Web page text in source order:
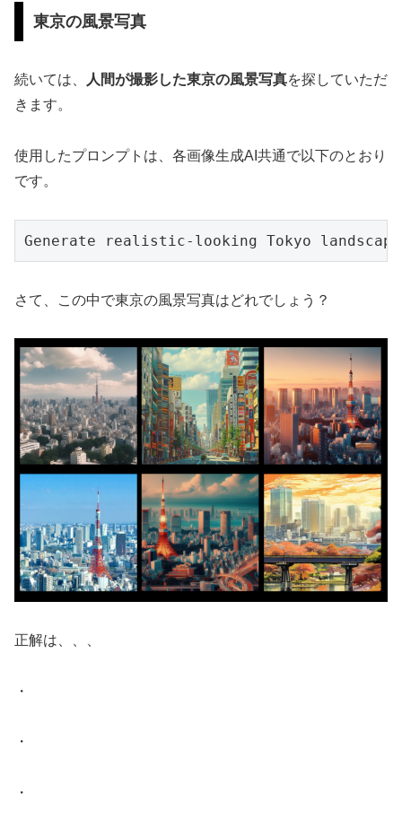
東京の風景写真
続いては、 人間が撮影した東京の風景写真を探していただ
きます。
使用したプロンプトは、各画像生成AI共通で以下のとおり
です。
Generate realistic-looking Tokyo
さて、この中で東京の風景写真はどれでしょう？
正解は、、、
・
・
・